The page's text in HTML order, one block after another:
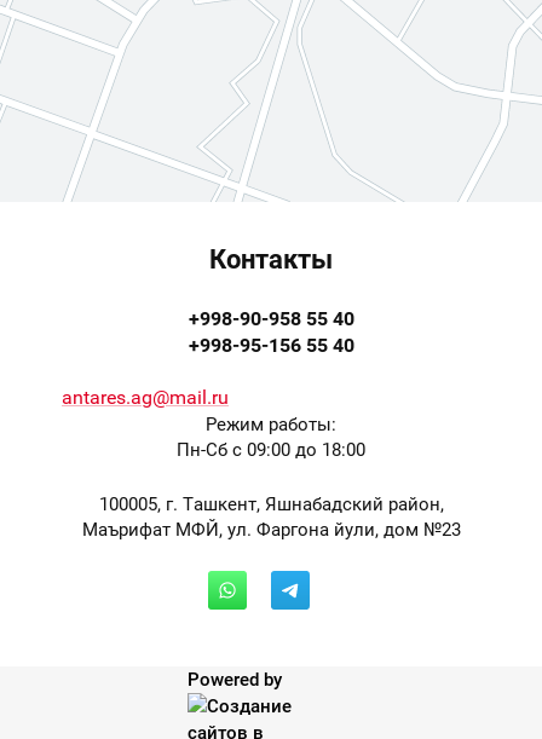
Контакты
+998-90-958 55 40
+998-95-156 55 40
antares.ag@mail.ru
Режим работы:
Пн-Сб с 09:00 до 18:00
100005, г. Ташкент, Яшнабадский район,
Маърифат МФЙ, ул. Фаргона йули, дом №23
Powered by